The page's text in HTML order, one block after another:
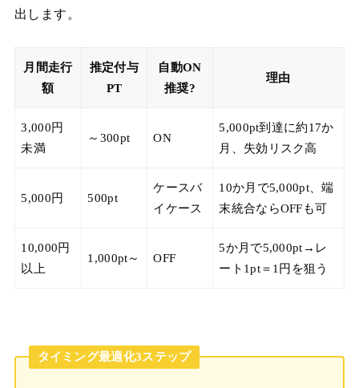
出します。
月間走行
額
推定付与
PT
自動ON
推奨?
理由
3,000円
未満
～300pt ON
5,000pt到達に約17か
月、失効リスク高
5,000円 500pt
ケースバ
イケース
10か月で5,000pt、端
末統合ならOFFも可
10,000円
以上
1,000pt～ OFF
5か月で5,000pt→レ
ート1pt＝1円を狙う
タイミング最適化3ステップ